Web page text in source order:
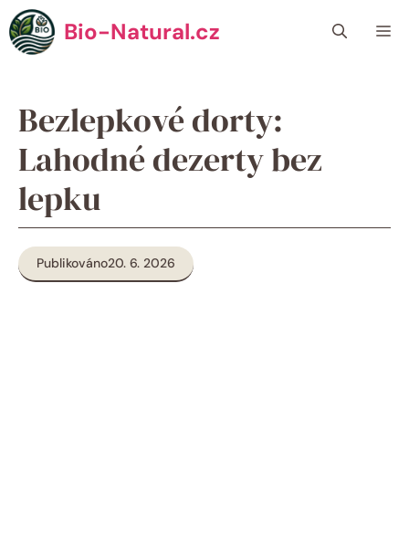
Přeskočit
na
obsah
Bio-Natural.cz
Bezlepkové dorty:
Lahodné dezerty bez
lepku
Publikováno20. 6. 2026